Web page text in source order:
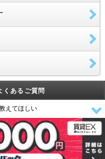
くあるご質問
えてほしい